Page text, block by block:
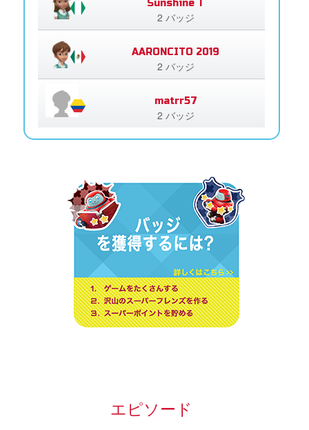
Sunshine T
2 バッジ
AARONCITO 2019
2 バッジ
matrr57
2 バッジ
エピソード